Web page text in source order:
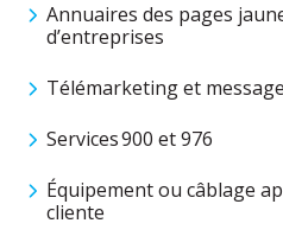
Annuaires des pages
d’entreprises
Télémarketing et
Services 900 et 976
Équipement ou câblage
cliente